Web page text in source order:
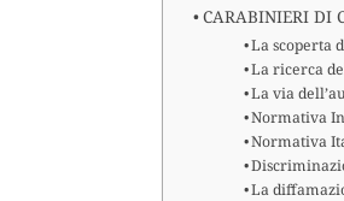
CARABINIERI DI
La scoperta
La ricerca
La via
Normativa
Normativa
La